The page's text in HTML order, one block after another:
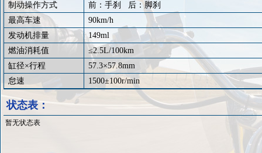
制动操作方式
前：手刹
后：脚刹
最高车速
90km/h
发动机排量
149ml
燃油消耗值
≤2.5L/100km
缸径×行程
57.3×57.8mm
怠速
1500±100r/min
状态表：
暂无状态表